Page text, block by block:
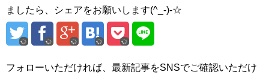
ましたら、シェアをお願いします(^_-)-☆
フォローいただければ、最新記事をSNSでご確認いただけ